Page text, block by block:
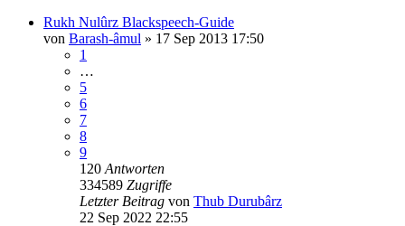
Rukh Nulûrz Blackspeech-Guide
von Barash-âmul » 17 Sep 2013 17:50
1
…
5
6
7
8
9
120 Antworten
334589 Zugriffe
Letzter Beitrag von Thub Durubârz
22 Sep 2022 22:55